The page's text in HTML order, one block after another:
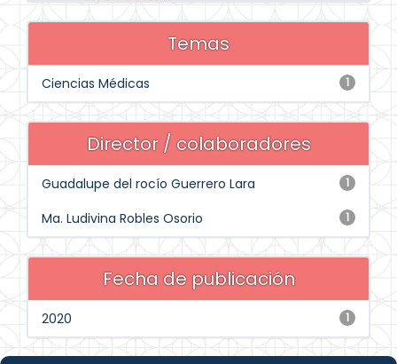
Temas
1
Ciencias Médicas
Director / colaboradores
1
Guadalupe del rocío Guerrero Lara
1
Ma. Ludivina Robles Osorio
Fecha de publicación
1
2020